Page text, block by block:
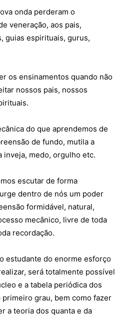
onda perderam o
veneração, aos pais,
guias espirituais, gurus,
os ensinamentos quando não
nossos pais, nossos
do que aprendemos de
de fundo, mutila a
inveja, medo, orgulho etc.
escutar de forma
dentro de nós um poder
formidável, natural,
mecânico, livre de toda
recordação.
estudante do enorme esforço
será totalmente possível
e a tabela periódica dos
grau, bem como fazer
a teoria dos quanta e da